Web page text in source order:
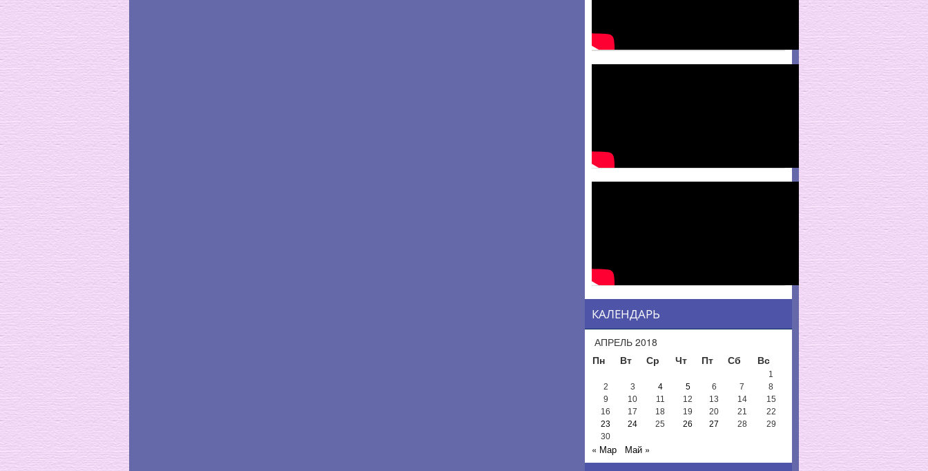
КАЛЕНДАРЬ
АПРЕЛЬ 2018
Пн
Вт Ср Чт Пт Сб Вс
1
2
3 4 5 6 7
8
9
10 11 12 13 14
15
16
17 18 19 20 21
22
23
24 25 26 27 28
29
30
« Мар Май »